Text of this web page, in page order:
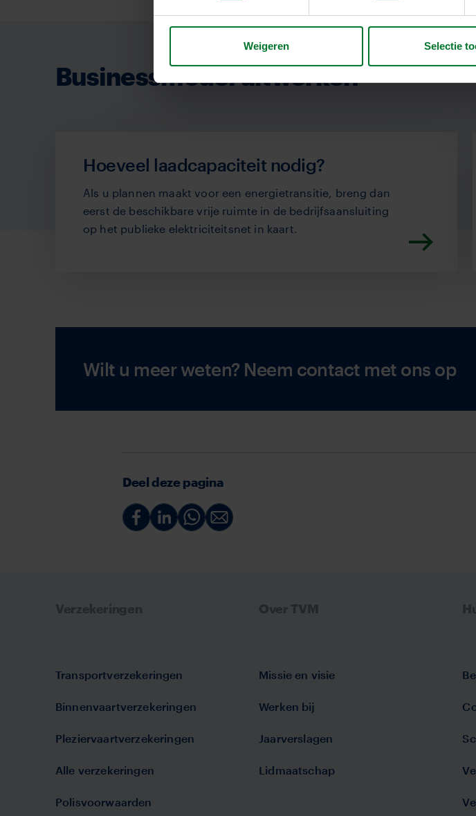
Weigeren Selectie
Businessmodel uitwerken
Hoeveel laadcapaciteit nodig?
Als u plannen maakt voor een energietransitie, breng dan
eerst de beschikbare vrije ruimte in de bedrijfsaansluiting
op het publieke elektriciteitsnet in kaart.
Wilt u meer weten? Neem contact met ons op
Deel deze pagina
Deel Deel Deel Deel
Transportverzekeringen
Binnenvaartverzekeringen
Pleziervaartverzekeringen
Alle verzekeringen
Polisvoorwaarden
Missie en visie
Werken bij
Jaarverslagen
Lidmaatschap